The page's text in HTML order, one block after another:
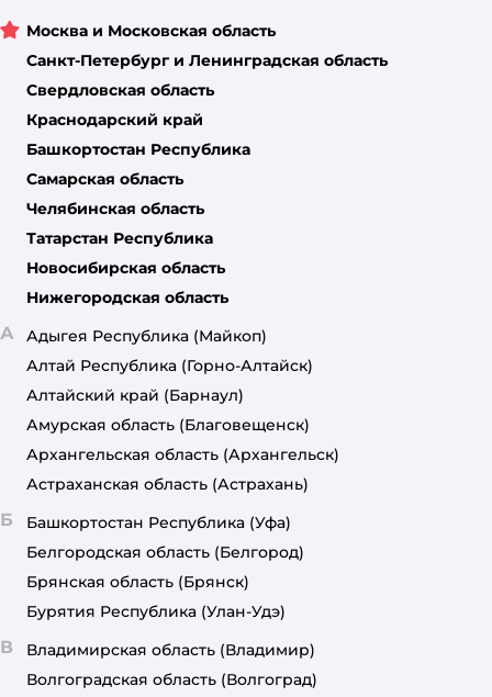
Москва и Московская область
Санкт-Петербург и Ленинградская область
Свердловская область
Краснодарский край
Башкортостан Республика
Самарская область
Челябинская область
Татарстан Республика
Новосибирская область
Нижегородская область
А Адыгея Республика (Майкоп)
Алтай Республика (Горно-Алтайск)
Алтайский край (Барнаул)
Амурская область (Благовещенск)
Архангельская область (Архангельск)
Астраханская область (Астрахань)
Б Башкортостан Республика (Уфа)
Белгородская область (Белгород)
Брянская область (Брянск)
Бурятия Республика (Улан-Удэ)
В Владимирская область (Владимир)
Волгоградская область (Волгоград)